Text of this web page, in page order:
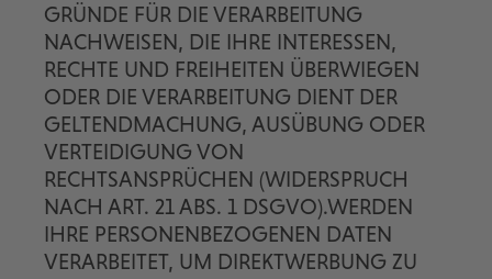
GRÜNDE FÜR DIE VERARBEITUNG
NACHWEISEN, DIE IHRE INTERESSEN,
RECHTE UND FREIHEITEN ÜBERWIEGEN
ODER DIE VERARBEITUNG DIENT DER
GELTENDMACHUNG, AUSÜBUNG ODER
VERTEIDIGUNG VON
RECHTSANSPRÜCHEN (WIDERSPRUCH
NACH ART. 21 ABS. 1 DSGVO).WERDEN
IHRE PERSONENBEZOGENEN DATEN
VERARBEITET, UM DIREKTWERBUNG ZU